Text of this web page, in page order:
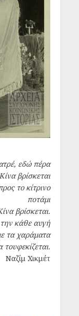
εδώ πέρα
βρίσκεται
το κίτρινο
ποτάμι
βρίσκεται.
κάθε αυγή
τα χαράματα
Ναζίμ Χικμέτ